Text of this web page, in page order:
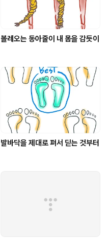
볼레오는 동아줄이 내 몸을 감듯이
발바닥을 제대로 펴서 딛는 것부터